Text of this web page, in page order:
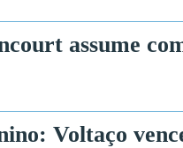
assume
Voltaço